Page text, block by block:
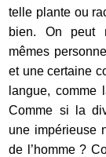
telle plante ou
bien. On peut
mêmes
et une certaine
langue,
Comme si la
une impérieuse
de l’homme ?